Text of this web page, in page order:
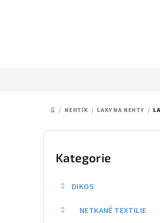
DOMŮ
/ NEHTÍK / LAKY NA NEHTY /
P
Přeskočit
kategorie
Kategorie
DIKOS
NETKANÉ TEXTILIE